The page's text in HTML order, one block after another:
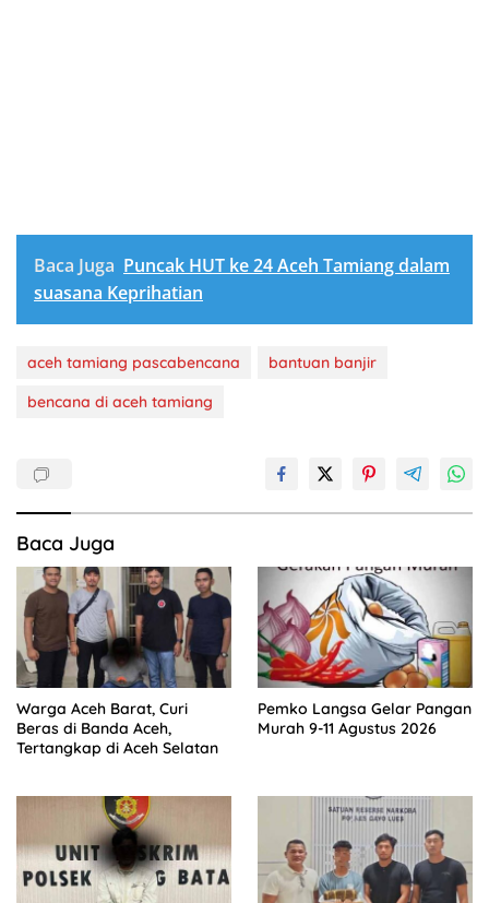
Baca Juga Puncak HUT ke 24 Aceh Tamiang dalam
suasana Keprihatian
aceh tamiang pascabencana
bantuan banjir
bencana di aceh tamiang
Baca Juga
Warga Aceh Barat, Curi
Beras di Banda Aceh,
Tertangkap di Aceh Selatan
Pemko Langsa Gelar Pangan
Murah 9-11 Agustus 2026